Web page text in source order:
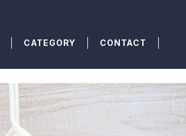
CATEGORY CONTACT